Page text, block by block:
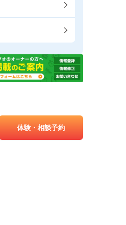
体験・相談予約